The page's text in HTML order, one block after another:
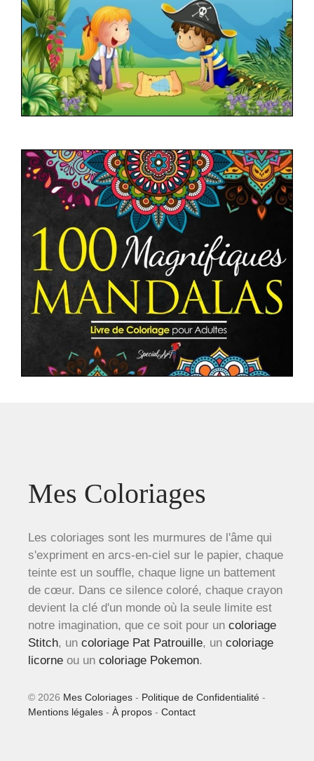
Mes Coloriages
Les coloriages sont les murmures de l'âme qui
s'expriment en arcs-en-ciel sur le papier, chaque
teinte est un souffle, chaque ligne un battement
de cœur. Dans ce silence coloré, chaque crayon
devient la clé d'un monde où la seule limite est
notre imagination, que ce soit pour un coloriage
Stitch, un coloriage Pat Patrouille, un coloriage
licorne ou un coloriage Pokemon.
© 2026 Mes Coloriages - Politique de Confidentialité -
Mentions légales - À propos - Contact